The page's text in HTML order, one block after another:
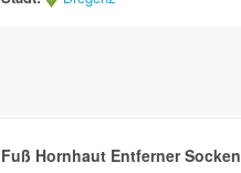
Fuß Hornhaut Entferner Socken